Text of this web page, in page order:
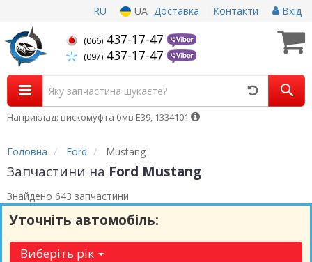
RU UA Доставка Контакти Вхід
(066) 437-17-47
(097) 437-17-47
Наприклад: вискомуфта бмв Е39, 1334101
Головна Ford Mustang
Запчастини на Ford Mustang
Знайдено 643 запчастини
Уточніть автомобіль:
Виберіть рік